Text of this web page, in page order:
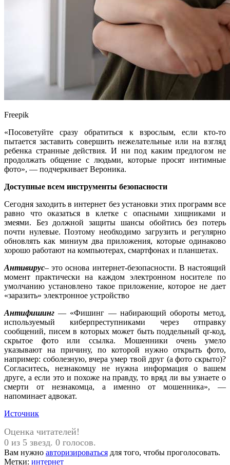
Freepik
«Посоветуйте сразу обратиться к взрослым, если кто-то
пытается заставить совершить нежелательные или на взгляд
ребенка странные действия. И ни под каким предлогом не
продолжать общение с людьми, которые просят интимные
фото», — подчеркивает Вероника.
Доступные всем инструменты безопасности
Сегодня заходить в интернет без установки этих программ все
равно что оказаться в клетке с опасными хищниками и
змеями. Без должной защиты шансы обойтись без потерь
почти нулевые. Поэтому необходимо загрузить и регулярно
обновлять как миниум два приложения, которые одинаково
хорошо работают на компьютерах, смартфонах и планшетах.
Антивирус– это основа интернет-безопасности. В настоящий
момент практически на каждом электронном носителе по
умолчанию установлено такое приложение, которое не дает
«заразить» электронное устройство
Антифишинг — «Фишинг — набирающий обороты метод,
используемый киберпреступниками через отправку
сообщений, писем в которых может быть поддельный qr-код,
скрытое фото или ссылка. Мошенники очень умело
указывают на причину, по которой нужно открыть фото,
например: соболезную, вчера умер твой друг (а фото скрыто)?
Согласитесь, незнакомцу не нужна информация о вашем
друге, а если это и похоже на правду, то вряд ли вы узнаете о
смерти от незнакомца, а именно от мошенника», —
напоминает адвокат.
Источник
Оценка читателей!
0 из 5 звезд. 0 голосов.
Вам нужно авторизироваться для того, чтобы проголосовать.
Метки: интернет